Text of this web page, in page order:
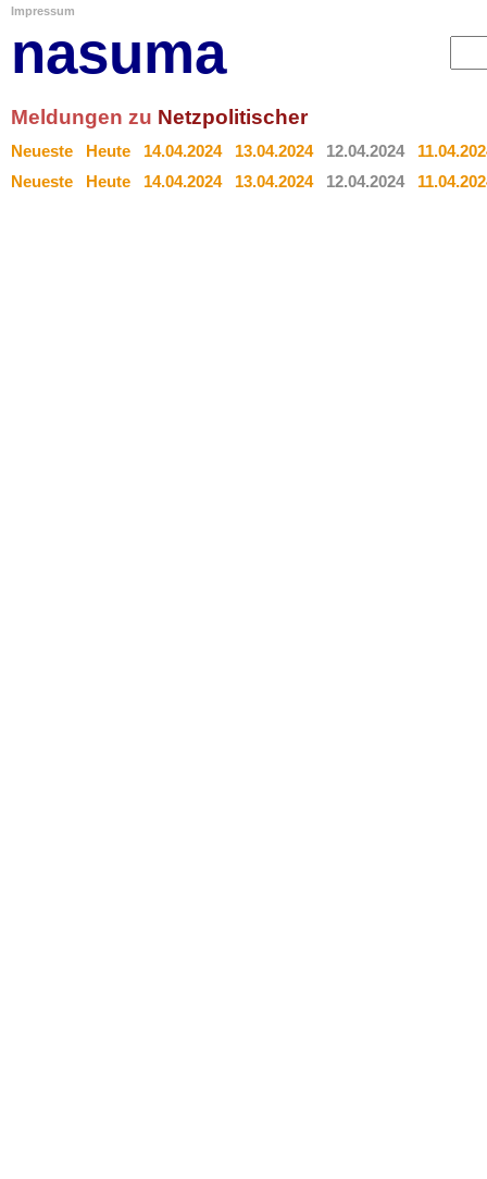
Impressum
nasuma
Meldungen zu Netzpolitischer
Neueste Heute 14.04.2024 13.04.2024 12.04.2024
Neueste
Heute 14.04.2024 13.04.2024 12.04.2024